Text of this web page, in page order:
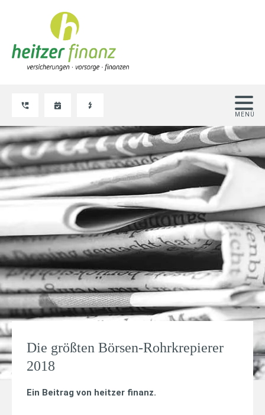
Die größten Börsen-Rohrkrepierer
2018
Ein Beitrag von heitzer finanz.